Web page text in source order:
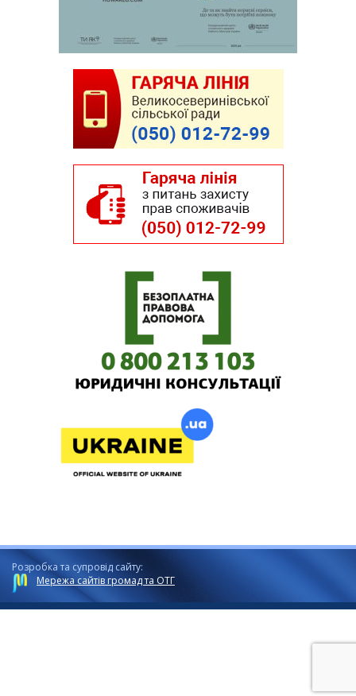
Розробка та супровід сайту:
Мережа сайтів громад та ОТГ